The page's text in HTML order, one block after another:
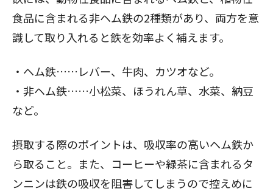
食品に含まれる非ヘム鉄の2種類があり、両方を意
識して取り入れると鉄を効率よく補えます。
・ヘム鉄……レバー、牛肉、カツオなど。
・非ヘム鉄……小松菜、ほうれん草、水菜、納豆
など。
摂取する際のポイントは、吸収率の高いヘム鉄か
ら取ること。また、コーヒーや緑茶に含まれるタ
ンニンは鉄の吸収を阻害してしまうので控えめに